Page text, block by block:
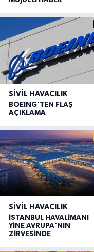
SIVIL HAVACILIK
BOEING'TEN FLAŞ
AÇIKLAMA
SIVIL HAVACILIK
İSTANBUL HAVALİMANI
YİNE AVRUPA'NIN
ZİRVESİNDE